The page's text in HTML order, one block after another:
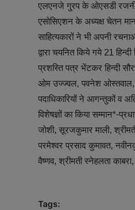
एलएनजे गु्रप के ओएसडी रजनीश
एसोसिएशन के अध्यक्ष चेतन
साहित्यकारों ने भी अपनी
द्वारा चयनित किये गये 21
प्रशस्ति पत्र भेंटकर हिन्दी
ओम उज्ज्वल, पवनेश ओस्तवाल,
पदाधिकारियों ने आगन्तुकों व
विशेषज्ञों का किया सम्मान*-
जोशी, सूरजकुमार माली,
परमेश्वर प्रसाद कुमावत,
वैष्णव, श्रीमती स्नेहलता
Tags: